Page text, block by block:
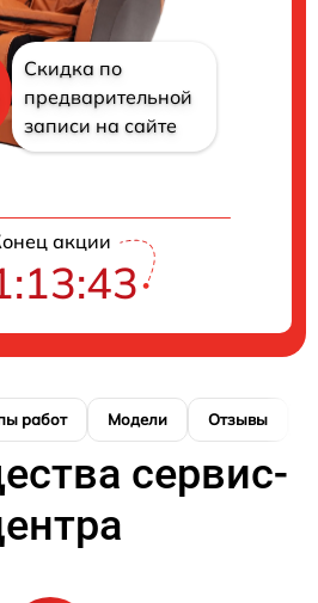
Скидка по
предварительной
записи на сайте
акции
работ Модели Отзывы
сервис-